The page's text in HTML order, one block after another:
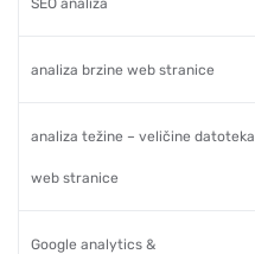
analiza brzine web stranice
analiza težine – veličine datoteka
web stranice
Google analytics &